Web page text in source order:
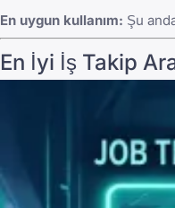
En uygun kullanım: Şu
En İyi İş Takip